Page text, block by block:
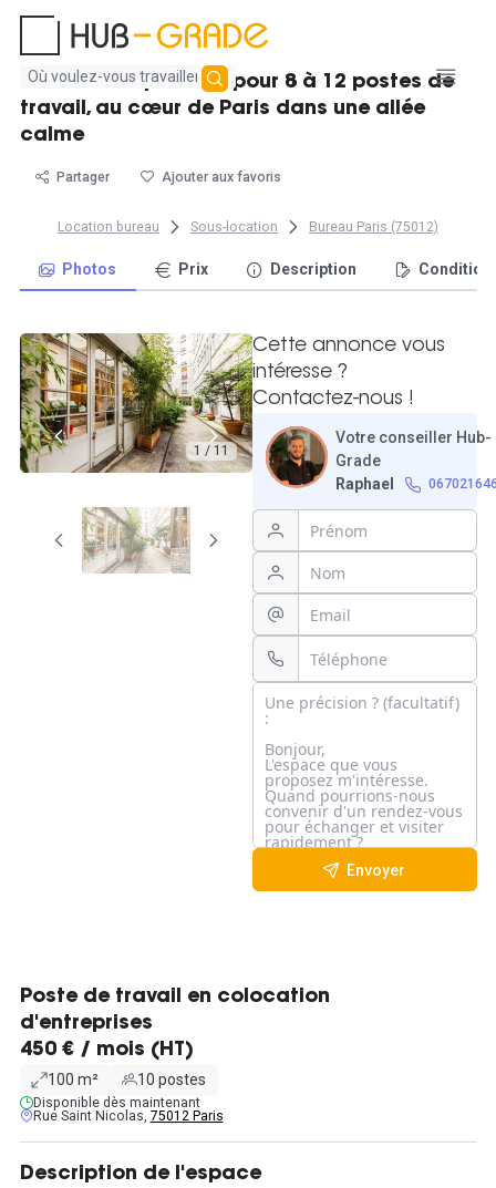
Aucun
résultat
100 m² exceptionnel pour 8 à 12 postes de
travail, au cœur de Paris dans une allée
calme
Partager Ajouter aux favoris
Location bureau Sous-location Bureau Paris (75012)
Photos Prix Description
1 / 11
Cette annonce vous
intéresse ?
Contactez-nous !
Votre conseiller Hub-
Grade
Raphael
Envoyer
Poste de travail en colocation
d'entreprises
450 € / mois (HT)
100 m² 10 postes
Disponible dès maintenant
Rue Saint Nicolas, 75012 Paris
Description de l'espace